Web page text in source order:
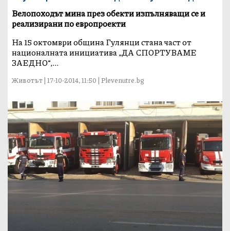
Велопоходът мина през обекти изпълняващи се и
реализирани по европроекти
На 15 октомври община Гулянци стана част от
националната инициатива „ДА СПОРТУВАМЕ
ЗАЕДНО“,...
Животът | 17-10-2014, 11:50 | Plevenutre.bg